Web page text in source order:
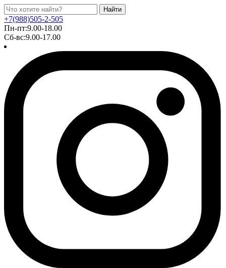
Найти
+7(988)505-2-505
Пн-пт:9.00-18.00
Сб-вс:9.00-17.00